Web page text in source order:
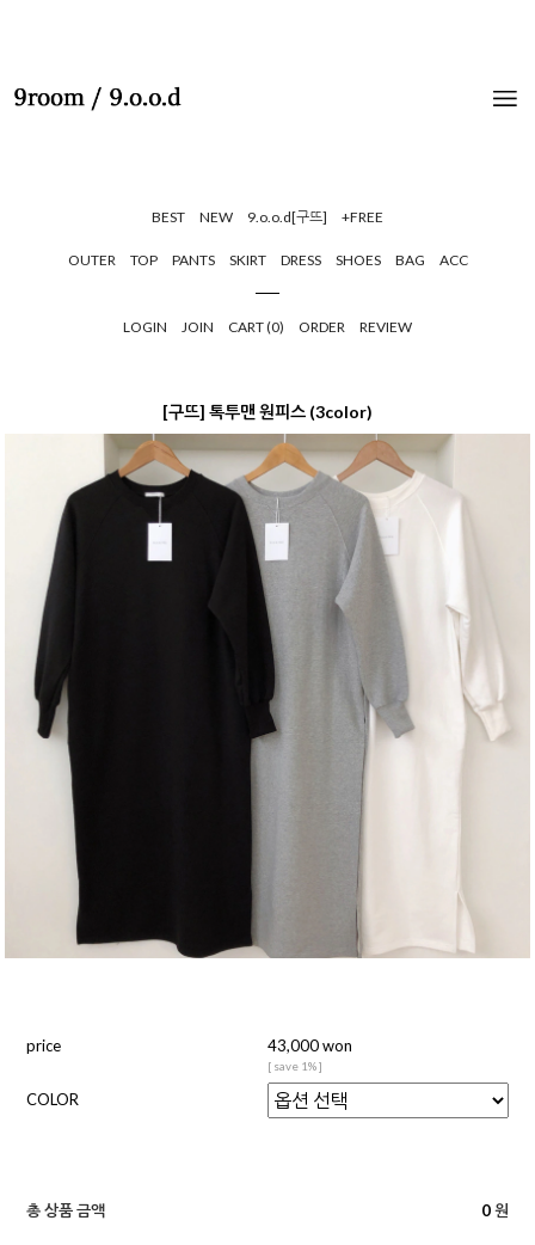
BEST NEW 9.o.o.d[구뜨] +FREE
OUTER TOP PANTS SKIRT DRESS SHOES BAG ACC
LOGIN JOIN CART (0) ORDER REVIEW
[구뜨] 톡투맨 원피스 (3color)
price 43,000 won
[ save 1% ]
COLOR
총 상품 금액 0 원